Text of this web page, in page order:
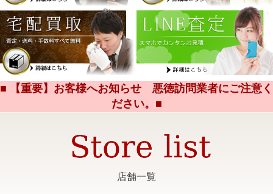
■ 【重要】お客様へお知らせ 悪徳訪問業者にご注意く
ださい。■
店舗一覧